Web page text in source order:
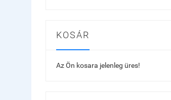
KOSÁR
Az Ön kosara jelenleg üres!